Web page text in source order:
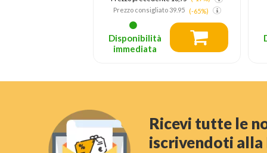
Disponibilità
immediata
Ricevi tutte le
iscrivendoti